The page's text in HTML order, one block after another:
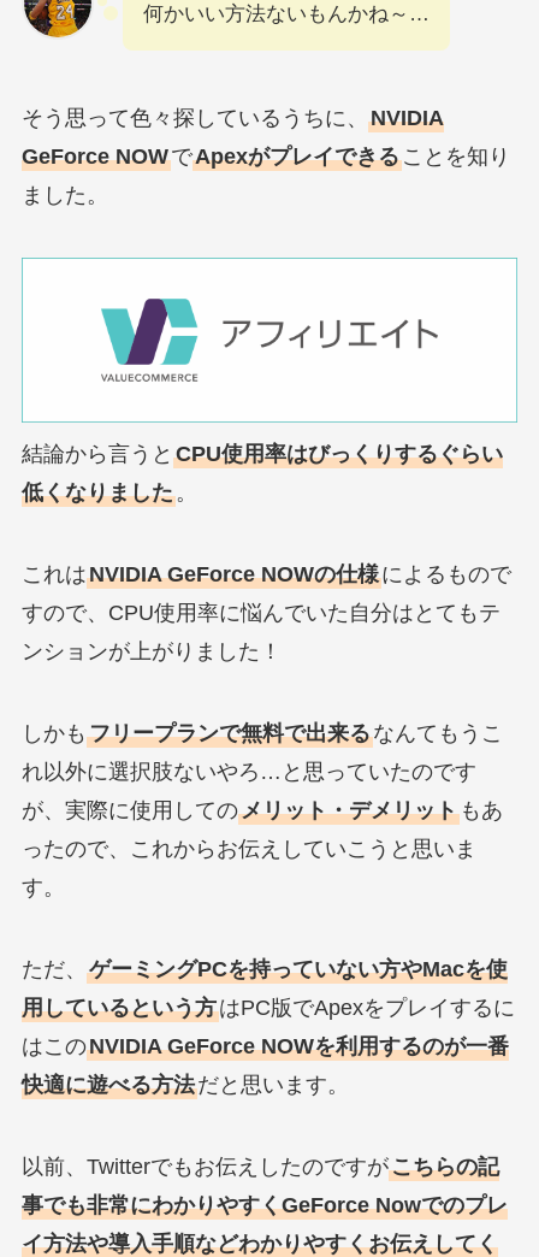
何かいい方法ないもんかね～…
そう思って色々探しているうちに、 NVIDIA
GeForce NOWでApexがプレイできることを知り
ました。
結論から言うと CPU使用率はびっくりするぐらい
低くなりました。
これはNVIDIA GeForce NOWの仕様によるもので
すので、CPU使用率に悩んでいた自分はとてもテ
ンションが上がりました！
しかも フリープランで無料で出来るなんてもうこ
れ以外に選択肢ないやろ…と思っていたのです
が、実際に使用してのメリット・デメリットもあ
ったので、これからお伝えしていこうと思いま
す。
ただ、 ゲーミングPCを持っていない方やMacを使
用しているという方はPC版でApexをプレイするに
はこのNVIDIA GeForce NOWを利用するのが一番
快適に遊べる方法だと思います。
以前、Twitterでもお伝えしたのですがこちらの記
事でも非常にわかりやすくGeForce Nowでのプレ
イ方法や導入手順などわかりやすくお伝えしてく